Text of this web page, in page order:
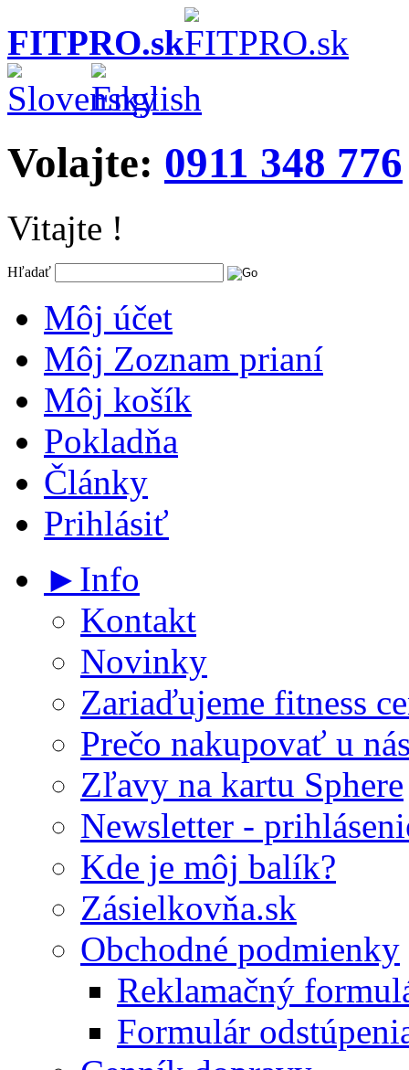
FITPRO.sk
Volajte: 0911 348 776
Vitajte !
Hľadať
Môj účet
Môj Zoznam prianí
Môj košík
Pokladňa
Články
Prihlásiť
►Info
Kontakt
Novinky
Zariaďujeme fitness
Prečo nakupovať u
Zľavy na kartu Sphere
Newsletter -
Kde je môj balík?
Zásielkovňa.sk
Obchodné podmienky
Reklamačný
Formulár